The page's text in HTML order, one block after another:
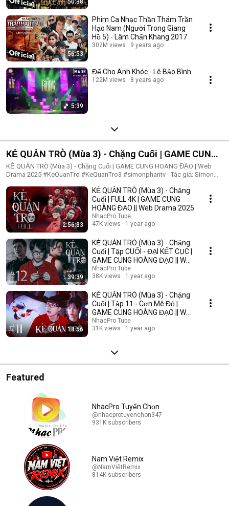
56:53
Phim Ca Nhạc Thần Thám Trần
Hạo Nam (Người Trong Giang
Hồ 5) - Lâm Chấn Khang 2017
302M views 9 years ago
5:39
Để Cho Anh Khóc - Lê Bảo Bình
122M views 8 years ago
KẺ QUẢN TRÒ (Mùa 3) - Chặng Cuối | GAME CUNG
HOÀNG ĐẠO | Web Drama 2025
KẺ QUẢN TRÒ (Mùa 3) - Chặng Cuối | GAME CUNG HOÀNG ĐẠO | Web
Drama 2025 #KeQuanTro #KeQuanTro3 #simonphantv - Tác giả: Simon
Khánh Duy ► Một trò chơi kỳ lạ, với mức thưởng tiền tỷ. Một trò chơi
mang hơi hướng của show truyền hình thực tế, nhưng dần trở nên đen tối
hơn quà từng vòng. Ai sẽ là người chiến thắng cuối cùng?. Mục đích của
KẺ QUẢN TRÒ là gì?. Và gương mặt đằng sau chiếc mặt nạ. Tất cả sẽ tiết
lộ trong seri web drama KẺ QUẢN TRÒ (Mùa 3) Simon Phan _ Anh trai
Simon Huỳnh Nhựt _ Diễn viên Huỳnh Nhựt Bnat _ Ca sĩ Bnat Bảo Ngân _
Cô giáo Bảo Ngân Trúc _ TikToker Trúc Khánh Duy _ Nghệ sĩ Khánh Duy
Simon Phan _ Em trai Cá Hồi
2:56:33
KẺ QUẢN TRÒ (Mùa 3) - Chặng
Cuối | FULL 4K | GAME CUNG
HOÀNG ĐẠO || Web Drama 2025
NhacPro Tube
47K views
1 year ago
39:39
KẺ QUẢN TRÒ (Mùa 3) - Chặng
Cuối | Tập CUỐI - ĐẠI KẾT CỤC |
GAME CUNG HOÀNG ĐẠO || Web
Drama 2025
NhacPro Tube
38K views
1 year ago
18:56
KẺ QUẢN TRÒ (Mùa 3) - Chặng
Cuối | Tập 11 - Cơn Mê Đỏ |
GAME CUNG HOÀNG ĐẠO || Web
Drama 2025
NhacPro Tube
31K views
1 year ago
Featured
NhacPro Tuyển Chọn
@nhacprotuyenchon347
931K subscribers
Nam Việt Remix
@NamViệtRemix
814K subscribers